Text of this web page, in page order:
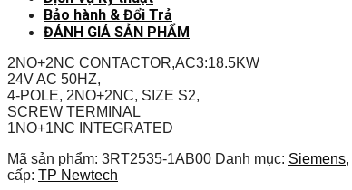
Bảo hành & Đổi Trả
ĐÁNH GIÁ SẢN PHẨM
2NO+2NC CONTACTOR,AC3:18.5KW
24V AC 50HZ,
4-POLE, 2NO+2NC, SIZE S2,
SCREW TERMINAL
1NO+1NC INTEGRATED
Mã sản phẩm: 3RT2535-1AB00 Danh mục: Siemens,
cấp: TP Newtech